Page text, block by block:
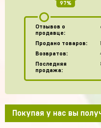
97%
Отзывов о
продавце:
Продано товаров:
Возвратов:
Последняя
продажа:
Покупая у нас вы